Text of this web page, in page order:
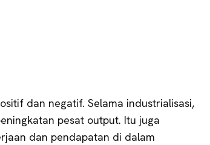
dan negatif. Selama industrialisasi,
pesat output. Itu juga
dan pendapatan di dalam